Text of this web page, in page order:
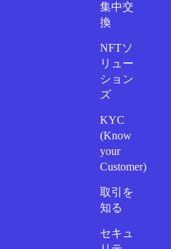
集中交
換
NFTソ
リュー
ション
ズ
KYC
(Know
your
Customer)
取引を
知る
セキュ